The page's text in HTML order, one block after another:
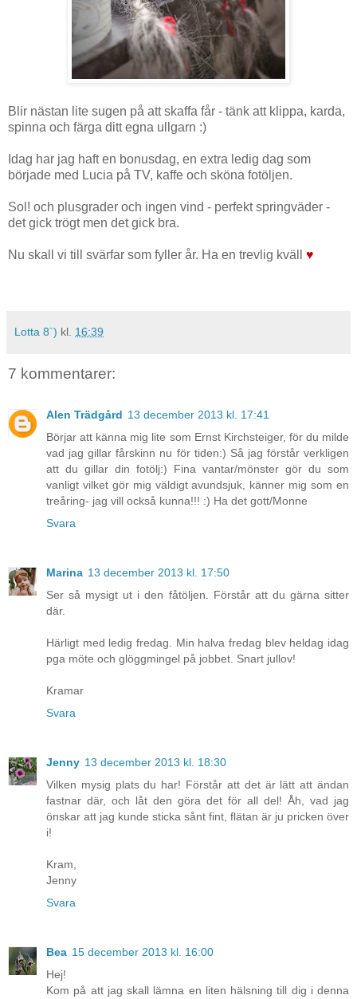
Blir nästan lite sugen på att skaffa får - tänk att klippa, karda,
spinna och färga ditt egna ullgarn :)
Idag har jag haft en bonusdag, en extra ledig dag som
började med Lucia på TV, kaffe och sköna fotöljen.
Sol! och plusgrader och ingen vind - perfekt springväder -
det gick trögt men det gick bra.
Nu skall vi till svärfar som fyller år. Ha en trevlig kväll ♥
Lotta 8`) kl. 16:39
7 kommentarer:
Alen Trädgård 13 december 2013 kl. 17:41
Börjar att känna mig lite som Ernst Kirchsteiger, för du milde
vad jag gillar fårskinn nu för tiden:) Så jag förstår verkligen
att du gillar din fotölj:) Fina vantar/mönster gör du som
vanligt vilket gör mig väldigt avundsjuk, känner mig som en
treåring- jag vill också kunna!!! :) Ha det gott/Monne
Svara
Marina 13 december 2013 kl. 17:50
Ser så mysigt ut i den fåtöljen. Förstår att du gärna sitter
där.
Härligt med ledig fredag. Min halva fredag blev heldag idag
pga möte och glöggmingel på jobbet. Snart jullov!
Kramar
Svara
Jenny 13 december 2013 kl. 18:30
Vilken mysig plats du har! Förstår att det är lätt att ändan
fastnar där, och låt den göra det för all del! Åh, vad jag
önskar att jag kunde sticka sånt fint, flätan är ju pricken över
i!
Kram,
Jenny
Svara
Bea 15 december 2013 kl. 16:00
Hej!
Kom på att jag skall lämna en liten hälsning till dig i denna